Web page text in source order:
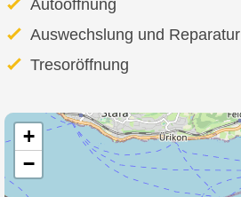
Autoöffnung
Auswechslung und Reparatur
Tresoröffnung
+
−